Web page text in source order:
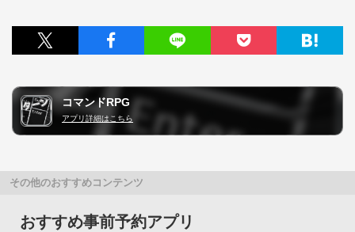
コマンドRPG
アプリ詳細はこちら
その他のおすすめコンテンツ
おすすめ事前予約アプリ